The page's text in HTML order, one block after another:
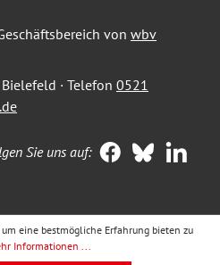
von wbv
· Telefon 0521
Sie uns auf:
eine bestmögliche Erfahrung bieten zu
Informationen ...